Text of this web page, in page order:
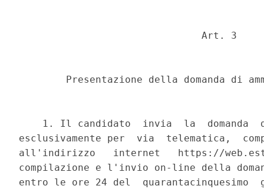
                               Art. 3
Presentazione della domanda di
1. Il candidato  invia  la  domanda
esclusivamente per  via  telematica,
all'indirizzo   internet   https://
compilazione e l'invio on-line della
entro le ore 24 del